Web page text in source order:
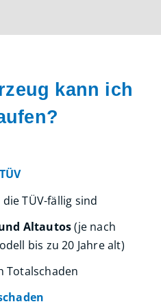
kann ich
die TÜV-fällig sind
Altautos(je nach
bis zu 20 Jahre alt)
Totalschaden